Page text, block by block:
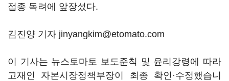
접종 독려에 앞장섰다.
김진양 기자 jinyangkim@etomato.com
이 기사는 뉴스토마토 보도준칙 및 윤리강령에 따라
고재인 자본시장정책부장이 최종 확인·수정했습니